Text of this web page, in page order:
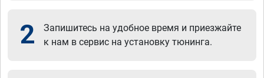
2
Запишитесь на удобное время и приезжайте
к нам в сервис на установку тюнинга.